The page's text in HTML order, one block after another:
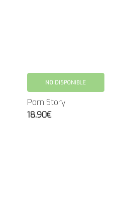
NO DISPONIBLE
Porn Story
18.90€